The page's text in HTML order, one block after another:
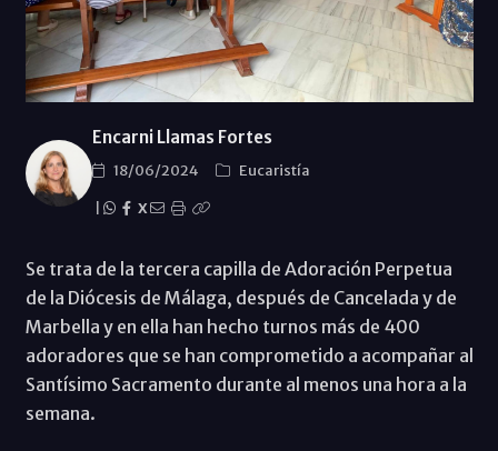
Encarni Llamas Fortes
18/06/2024
Eucaristía
X
Se trata de la tercera capilla de Adoración Perpetua
de la Diócesis de Málaga, después de Cancelada y de
Marbella y en ella han hecho turnos más de 400
adoradores que se han comprometido a acompañar al
Santísimo Sacramento durante al menos una hora a la
semana.